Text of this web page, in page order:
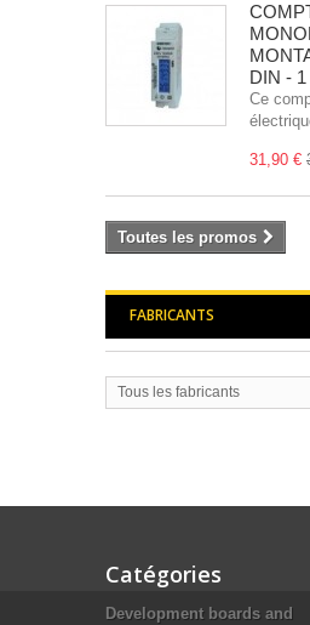
DIN -
Ce
31,90 €
Toutes les promos
FABRICANTS
Tous les fabricants
Catégories
Development boards and